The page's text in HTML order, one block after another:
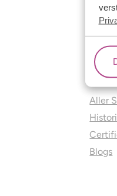
Aller
Blogs